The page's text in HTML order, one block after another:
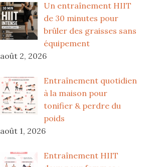
Un entraînement HIIT
de 30 minutes pour
brûler des graisses sans
équipement
août 2, 2026
Entraînement quotidien
à la maison pour
tonifier & perdre du
poids
août 1, 2026
Entraînement HIIT